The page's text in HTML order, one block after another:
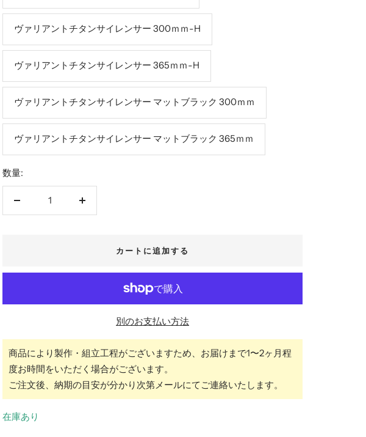
ヴァリアントチタンサイレンサー 300ｍｍ-H
ヴァリアントチタンサイレンサー 365ｍｍ-H
ヴァリアントチタンサイレンサー マットブラック 300ｍｍ
ヴァリアントチタンサイレンサー マットブラック 365ｍｍ
数量:
ら
数
や
カートに追加する
別のお支払い方法
商品により製作・組立工程がございますため、お届けまで1〜2ヶ月程
度お時間をいただく場合がございます。
ご注文後、納期の目安が分かり次第メールにてご連絡いたします。
在庫あり